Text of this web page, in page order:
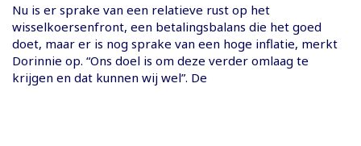
Nu is er sprake van een relatieve rust op het
wisselkoersenfront, een betalingsbalans die het goed
doet, maar er is nog sprake van een hoge inflatie, merkt
Dorinnie op. “Ons doel is om deze verder omlaag te
krijgen en dat kunnen wij wel”. De